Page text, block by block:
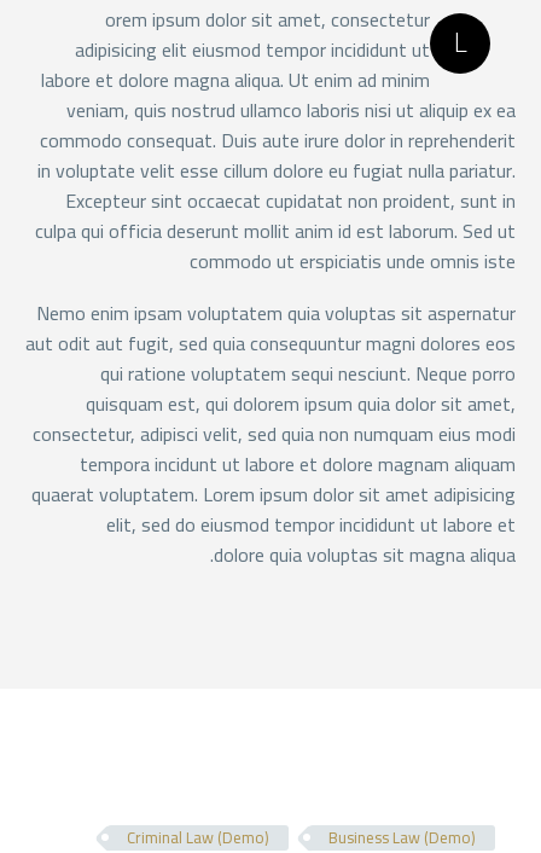
L
orem ipsum dolor sit amet, consectetur
adipisicing elit eiusmod tempor incididunt ut
labore et dolore magna aliqua. Ut enim ad minim
veniam, quis nostrud ullamco laboris nisi ut aliquip ex ea
commodo consequat. Duis aute irure dolor in reprehenderit
in voluptate velit esse cillum dolore eu fugiat nulla pariatur.
Excepteur sint occaecat cupidatat non proident, sunt in
culpa qui officia deserunt mollit anim id est laborum. Sed ut
commodo ut erspiciatis unde omnis iste
Nemo enim ipsam voluptatem quia voluptas sit aspernatur
aut odit aut fugit, sed quia consequuntur magni dolores eos
qui ratione voluptatem sequi nesciunt. Neque porro
quisquam est, qui dolorem ipsum quia dolor sit amet,
consectetur, adipisci velit, sed quia non numquam eius modi
tempora incidunt ut labore et dolore magnam aliquam
quaerat voluptatem. Lorem ipsum dolor sit amet adipisicing
elit, sed do eiusmod tempor incididunt ut labore et
dolore quia voluptas sit magna aliqua.
Business Law (Demo)
Criminal Law (Demo)